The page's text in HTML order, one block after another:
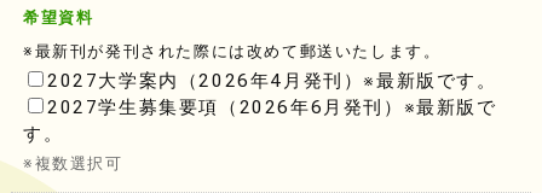
希望資料
※最新刊が発刊された際には改めて郵送いたします。
2027大学案内（2026年4月発刊）※最新版です。
2027学生募集要項（2026年6月発刊）※最新版で
す。
※複数選択可